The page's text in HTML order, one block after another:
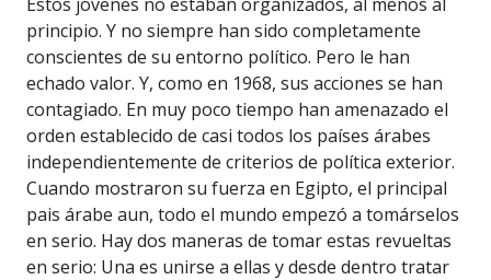
principio. Y no siempre han sido completamente
conscientes de su entorno político. Pero le han
echado valor. Y, como en 1968, sus acciones se han
contagiado. En muy poco tiempo han amenazado el
orden establecido de casi todos los países árabes
independientemente de criterios de política exterior.
Cuando mostraron su fuerza en Egipto, el principal
pais árabe aun, todo el mundo empezó a tomárselos
en serio. Hay dos maneras de tomar estas revueltas
en serio: Una es unirse a ellas y desde dentro tratar